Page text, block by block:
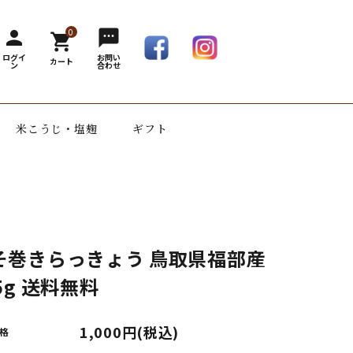
person
ログイ
ン
0
shopping_cart
カート
sms
お問い
合わせ
米こうじ・塩麹 ギフト
巻きらっきょう 鳥取県福部産
送料無料
1,000円(税込)